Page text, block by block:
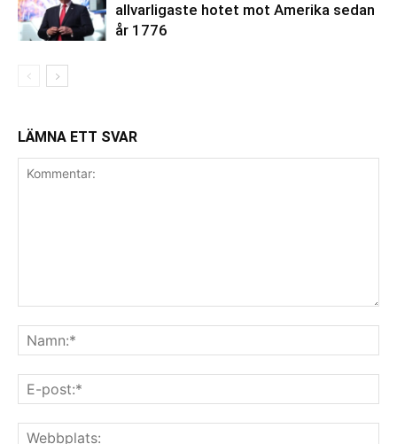
allvarligaste hotet mot Amerika sedan
år 1776
LÄMNA ETT SVAR